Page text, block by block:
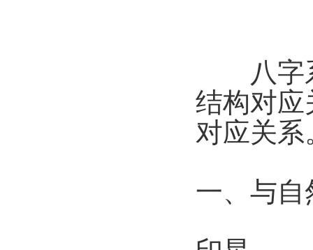
八字系
结构对应
对应关系
一、与